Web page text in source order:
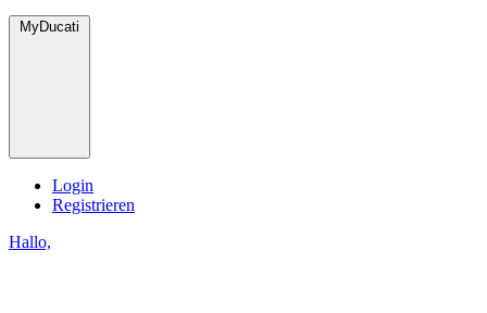
MyDucati
Login
Registrieren
Hallo,